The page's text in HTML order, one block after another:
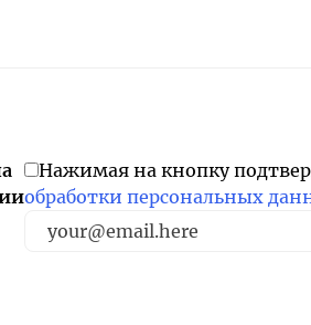
Нажимая на кнопку
обработки персональных